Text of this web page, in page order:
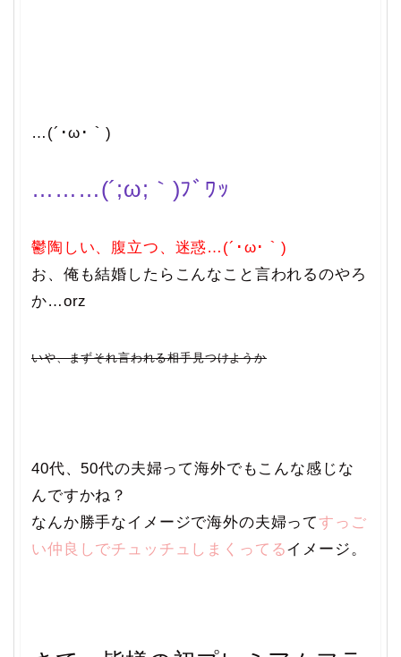
…(´･ω･｀)
………(´;ω;｀)ﾌﾞﾜｯ
鬱陶しい、腹立つ、迷惑…(´･ω･｀)
お、俺も結婚したらこんなこと言われるのやろ
か…orz
いや、まずそれ言われる相手見つけようか
40代、50代の夫婦って海外でもこんな感じな
んですかね？
なんか勝手なイメージで海外の夫婦ってすっご
い仲良しでチュッチュしまくってるイメージ。